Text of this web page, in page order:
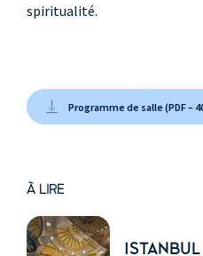
spiritualité.
Programme de salle (PDF –
À LIRE